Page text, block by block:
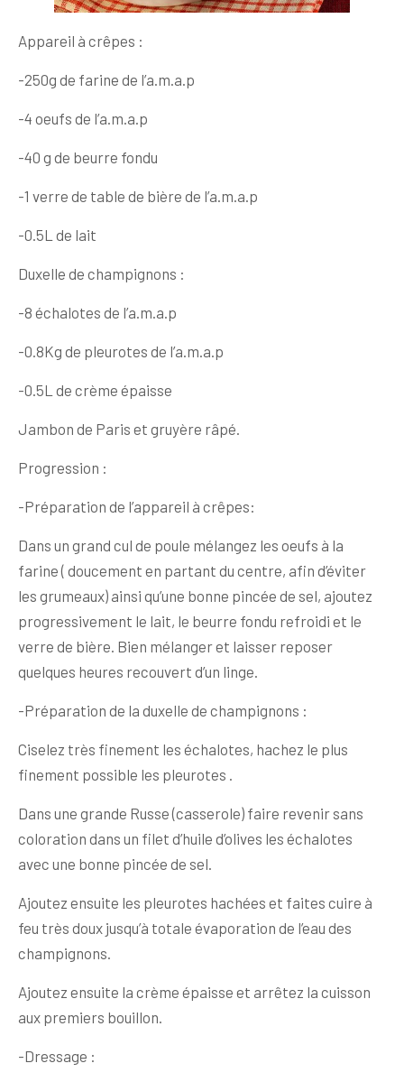
Appareil à crêpes :
-250g de farine de l’a.m.a.p
-4 oeufs de l’a.m.a.p
-40 g de beurre fondu
-1 verre de table de bière de l’a.m.a.p
-0.5L de lait
Duxelle de champignons :
-8 échalotes de l’a.m.a.p
-0.8Kg de pleurotes de l’a.m.a.p
-0.5L de crème épaisse
Jambon de Paris et gruyère râpé.
Progression :
-Préparation de l’appareil à crêpes:
Dans un grand cul de poule mélangez les oeufs à la
farine ( doucement en partant du centre, afin d’éviter
les grumeaux) ainsi qu’une bonne pincée de sel, ajoutez
progressivement le lait, le beurre fondu refroidi et le
verre de bière. Bien mélanger et laisser reposer
quelques heures recouvert d’un linge.
-Préparation de la duxelle de champignons :
Ciselez très finement les échalotes, hachez le plus
finement possible les pleurotes .
Dans une grande Russe (casserole) faire revenir sans
coloration dans un filet d’huile d’olives les échalotes
avec une bonne pincée de sel.
Ajoutez ensuite les pleurotes hachées et faites cuire à
feu très doux jusqu’à totale évaporation de l’eau des
champignons.
Ajoutez ensuite la crème épaisse et arrêtez la cuisson
aux premiers bouillon.
-Dressage :